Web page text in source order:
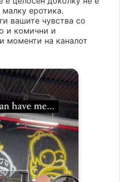
малку еротика.
вашите чувства со
и комични и
моменти на каналот